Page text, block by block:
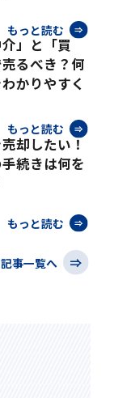
もっと読む
」と「買
るべき？何
かりやすく
もっと読む
却したい！
続きは何を
もっと読む
事一覧へ